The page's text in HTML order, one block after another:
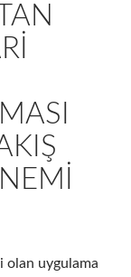
olan uygulama